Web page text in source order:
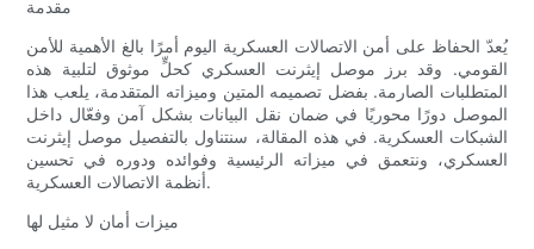
مقدمة
يُعدّ الحفاظ على أمن الاتصالات العسكرية اليوم أمرًا بالغ الأهمية للأمن
القومي. وقد برز موصل إيثرنت العسكري كحلٍّ موثوق لتلبية هذه
المتطلبات الصارمة. بفضل تصميمه المتين وميزاته المتقدمة، يلعب هذا
الموصل دورًا محوريًا في ضمان نقل البيانات بشكل آمن وفعّال داخل
الشبكات العسكرية. في هذه المقالة، سنتناول بالتفصيل موصل إيثرنت
العسكري، ونتعمق في ميزاته الرئيسية وفوائده ودوره في تحسين
أنظمة الاتصالات العسكرية.
ميزات أمان لا مثيل لها